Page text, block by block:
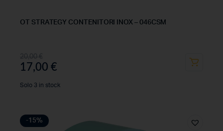
OT STRATEGY CONTENITORI INOX – 046CSM
17,00 €
Solo 3 in stock
-15%